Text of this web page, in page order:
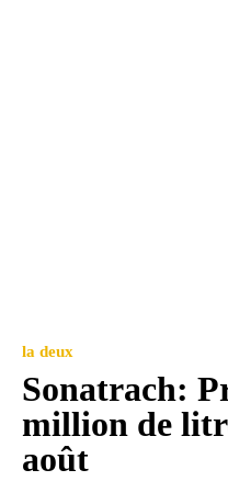
la deux
Sonatrach:
million de
août